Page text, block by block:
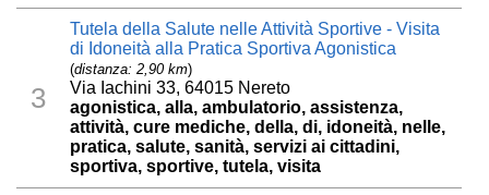
3
Tutela della Salute nelle Attività Sportive - Visita
di Idoneità alla Pratica Sportiva Agonistica
(distanza: 2,90 km)
Via Iachini 33, 64015 Nereto
agonistica, alla, ambulatorio, assistenza,
attività, cure mediche, della, di, idoneità, nelle,
pratica, salute, sanità, servizi ai cittadini,
sportiva, sportive, tutela, visita